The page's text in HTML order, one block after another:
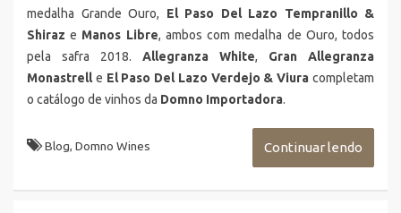
medalha Grande Ouro, El Paso Del Lazo Tempranillo &
Shiraz e Manos Libre, ambos com medalha de Ouro, todos
pela safra 2018. Allegranza White, Gran Allegranza
Monastrelle El Paso Del Lazo Verdejo & Viuracompletam
o catálogo de vinhos da Domno Importadora.
Continuar lendo
Blog, Domno Wines